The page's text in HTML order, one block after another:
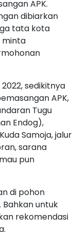
APK.
dibiarkan
tata kota
minta
sedikitnya
APK,
Tugu
Endog),
Samoja, jalur
sarana
pun
di pohon
untuk
rekomendasi